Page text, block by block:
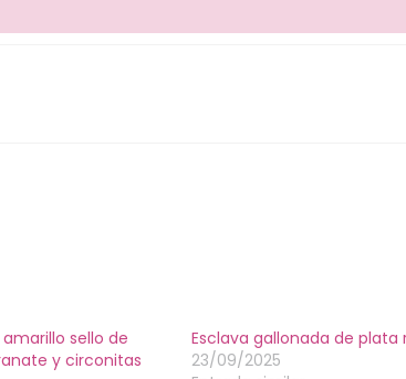
sello de
y circonitas
Esclava gallonada de
23/09/2025